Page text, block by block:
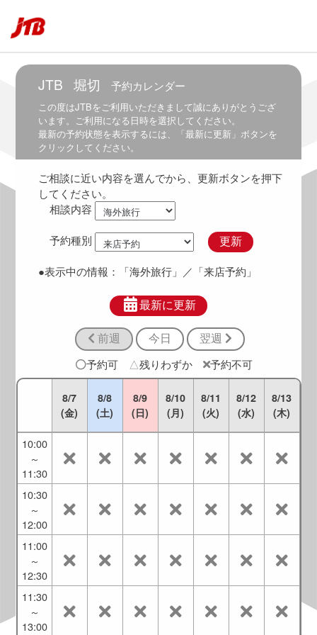
JTB 堀切 予約カレンダー
この度はJTBをご利用いただきまして誠にありがとうござ
います。ご利用になる日時を選択してください。
最新の予約状態を表示するには、「最新に更新」ボタンを
クリックしてください。
ご相談に近い内容を選んでから、更新ボタンを押下
してください。
相談内容
予約種別 更新
●表示中の情報： 「海外旅行」 ／「来店予約」
最新に更新
前週 今日 翌週
予約可 △残りわずか 予約不可
8/7
(金)
8/8
(土)
8/9
(日)
8/10
(月)
8/11
(火)
8/12
(水)
8/13
(木)
7:00
6:00
～
7:30
6:30
8:00
7:00
7:30
9:30
10:00
～
11:30
10:30
～
12:00
11:00
～
12:30
11:30
～
13:00